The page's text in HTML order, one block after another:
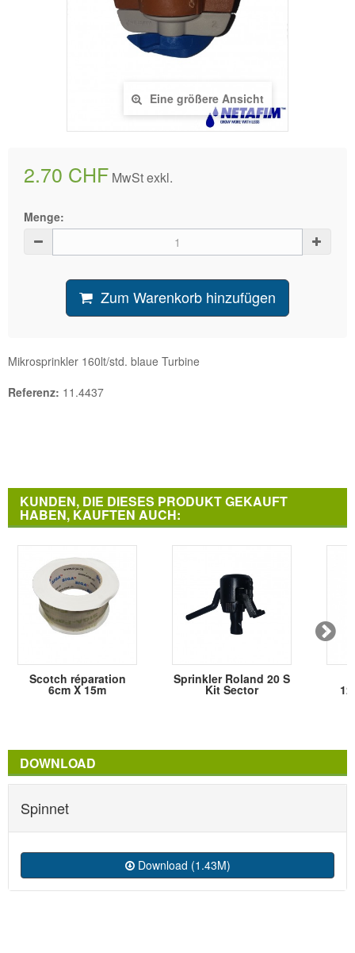
Eine größere Ansicht
2.70 CHF MwSt exkl.
Menge:
Zum Warenkorb hinzufügen
Mikrosprinkler 160lt/std. blaue Turbine
Referenz: 11.4437
KUNDEN, DIE DIESES PRODUKT GEKAUFT
HABEN, KAUFTEN AUCH:
Scotch réparation
6cm X 15m
Sprinkler Roland 20 S
Kit Sector
DOWNLOAD
Spinnet
Download (1.43M)